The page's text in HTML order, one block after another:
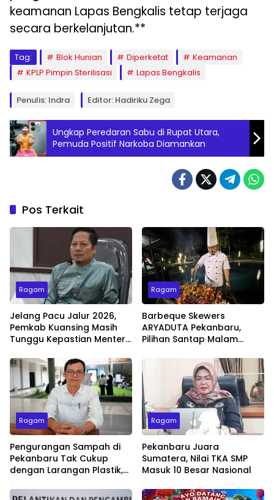
keamanan Lapas Bengkalis tetap terjaga
secara berkelanjutan.**
Tag: Blok Hunian Diperketat
Keamanan
KPLP Pimpin Sterilisasi
Lapas Bengkalis
Penulis: Indra Editor: Hadiriku Zega
Ungkap Peredaran Sabu di Rupat Utara,
Pemuda Positif Narkoba Diamankan
Pos Terkait
Ragam
Jelang Pacu Jalur 2026,
Pemkab Kuansing Masih
Tunggu Kepastian Menteri
Ragam
Barbeque Skewers
ARYADUTA Pekanbaru,
Pilihan Santap Malam
Ragam
Pengurangan Sampah di
Pekanbaru Tak Cukup
dengan Larangan Plastik,
Jadi Penentu
Ragam
Pekanbaru Juara
Sumatera, Nilai TKA SMP
Masuk 10 Besar Nasional